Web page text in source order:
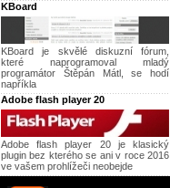
KBoard
KBoard je skvělé diskuzní fórum,
které naprogramoval mladý
programátor Štěpán Mátl, se hodí
napříkla
Adobe flash player 20
Adobe flash player 20 je klasický
plugin bez kterého se ani v roce 2016
ve vašem prohlížeči neobejde